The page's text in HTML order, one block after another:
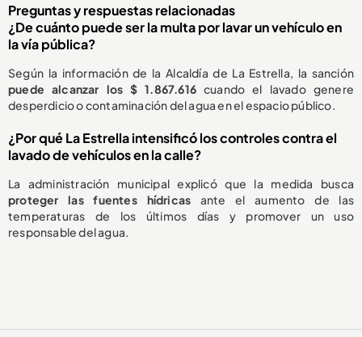
Preguntas y respuestas relacionadas
¿De cuánto puede ser la multa por lavar un vehículo en
la vía pública?
Según la información de la Alcaldía de La Estrella, la sanción
puede alcanzar los $ 1.867.616 cuando el lavado genere
desperdicio o contaminación del agua en el espacio público.
¿Por qué La Estrella intensificó los controles contra el
lavado de vehículos en la calle?
La administración municipal explicó que la medida busca
proteger las fuentes hídricas ante el aumento de las
temperaturas de los últimos días y promover un uso
responsable del agua.